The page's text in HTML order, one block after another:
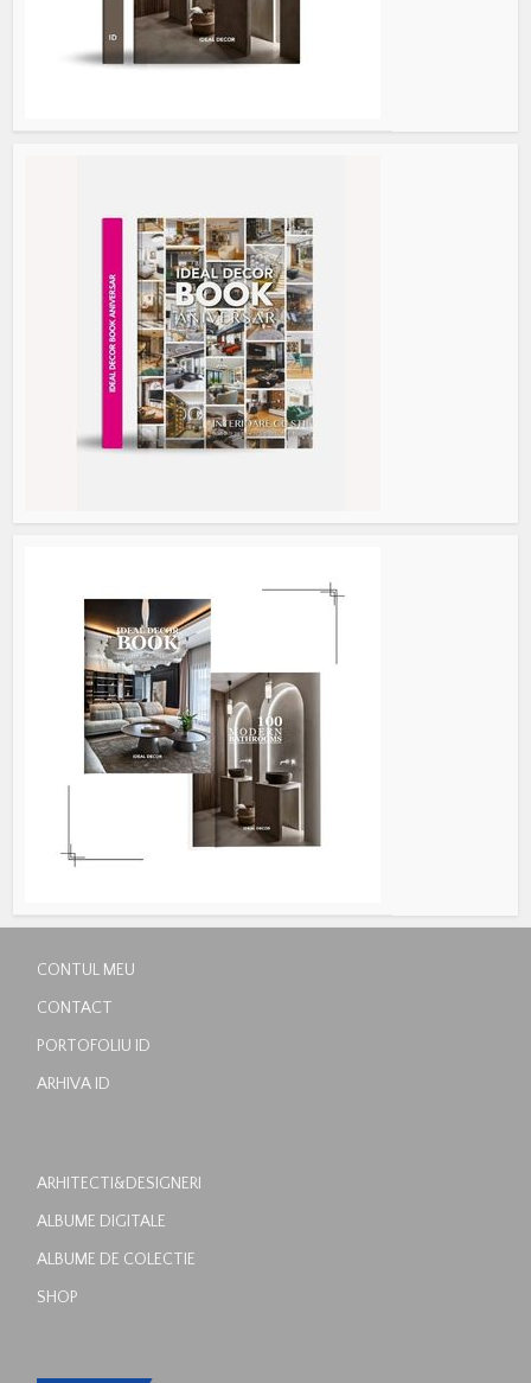
CONTUL MEU
CONTACT
PORTOFOLIU ID
ARHIVA ID
ARHITECTI&DESIGNERI
ALBUME DIGITALE
ALBUME DE COLECTIE
SHOP